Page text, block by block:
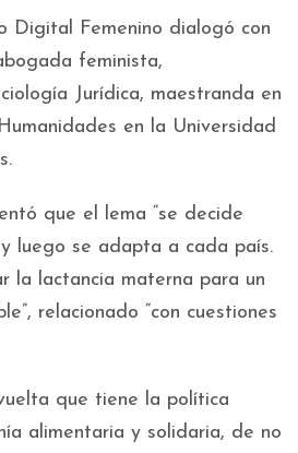
Digital Femenino dialogó con
feminista,
Jurídica, maestranda en
en la Universidad
que el lema “se decide
y luego se adapta a cada país.
la lactancia materna para un
relacionado “con cuestiones
que tiene la política
alimentaria y solidaria, de no